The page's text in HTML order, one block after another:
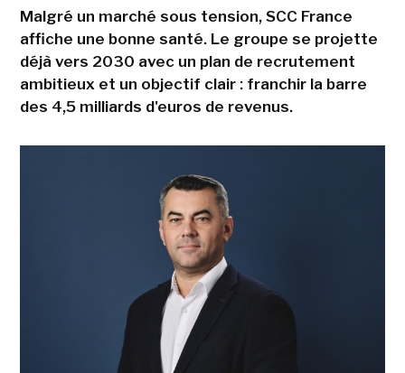
Malgré un marché sous tension, SCC France
affiche une bonne santé. Le groupe se projette
déjà vers 2030 avec un plan de recrutement
ambitieux et un objectif clair : franchir la barre
des 4,5 milliards d'euros de revenus.